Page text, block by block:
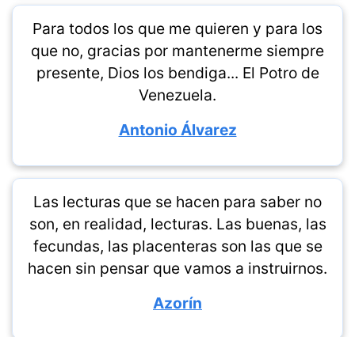
Para todos los que me quieren y para los
que no, gracias por mantenerme siempre
presente, Dios los bendiga... El Potro de
Venezuela.
Antonio Álvarez
Las lecturas que se hacen para saber no
son, en realidad, lecturas. Las buenas, las
fecundas, las placenteras son las que se
hacen sin pensar que vamos a instruirnos.
Azorín